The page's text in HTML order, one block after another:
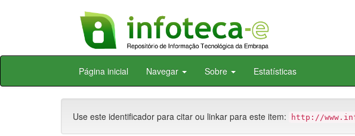
Skip
Página inicial Navegar Sobre Estatísticas
Use este identificador para citar ou linkar para este item: http://